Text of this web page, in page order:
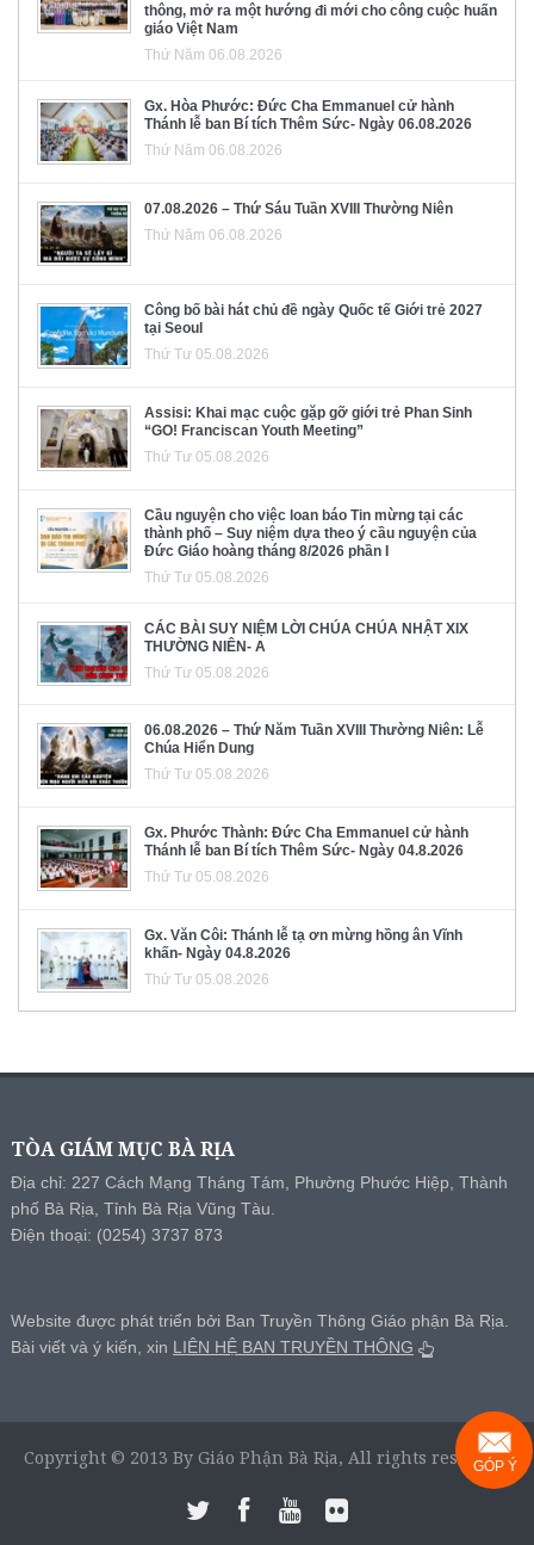
thông, mở ra một hướng đi mới cho công cuộc huấn
giáo Việt Nam
Thứ Năm 06.08.2026
Gx. Hòa Phước: Đức Cha Emmanuel cử hành
Thánh lễ ban Bí tích Thêm Sức- Ngày 06.08.2026
Thứ Năm 06.08.2026
07.08.2026 – Thứ Sáu Tuần XVIII Thường Niên
Thứ Năm 06.08.2026
Công bố bài hát chủ đề ngày Quốc tế Giới trẻ 2027
tại Seoul
Thứ Tư 05.08.2026
Assisi: Khai mạc cuộc gặp gỡ giới trẻ Phan Sinh
“GO! Franciscan Youth Meeting”
Thứ Tư 05.08.2026
Cầu nguyện cho việc loan báo Tin mừng tại các
thành phố – Suy niệm dựa theo ý cầu nguyện của
Đức Giáo hoàng tháng 8/2026 phần I
Thứ Tư 05.08.2026
CÁC BÀI SUY NIỆM LỜI CHÚA CHÚA NHẬT XIX
THƯỜNG NIÊN- A
Thứ Tư 05.08.2026
06.08.2026 – Thứ Năm Tuần XVIII Thường Niên: Lễ
Chúa Hiển Dung
Thứ Tư 05.08.2026
Gx. Phước Thành: Đức Cha Emmanuel cử hành
Thánh lễ ban Bí tích Thêm Sức- Ngày 04.8.2026
Thứ Tư 05.08.2026
Gx. Văn Côi: Thánh lễ tạ ơn mừng hồng ân Vĩnh
khấn- Ngày 04.8.2026
Thứ Tư 05.08.2026
TÒA GIÁM MỤC BÀ RỊA
Địa chỉ: 227 Cách Mạng Tháng Tám, Phường Phước Hiệp, Thành
phố Bà Rịa, Tỉnh Bà Rịa Vũng Tàu.
Điện thoại: (0254) 3737 873
Website được phát triển bởi Ban Truyền Thông Giáo phận Bà Rịa.
Bài viết và ý kiến, xin LIÊN HỆ BAN TRUYỀN THÔNG
Copyright © 2013 By Giáo Phận Bà Rịa, All rights reserved.
GÓP Ý